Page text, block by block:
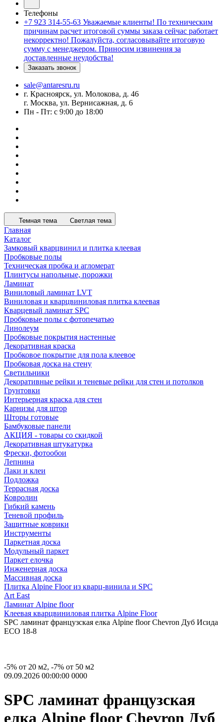
Телефоны
+7 923 314-55-63 Уважаемые клиенты! По техническим
причинам расчет итоговой суммы заказа сейчас работает
некорректно! Пожалуйста, согласовывайте итоговую
сумму с менеджером. Приносим извинения за
доставленные неудобства!
Заказать звонок
sale@antaresru.ru
г. Красноярск, ул. Молокова, д. 46
г. Москва, ул. Вернисажная, д. 6
Пн - Пт: с 9:00 до 18:00
Темная тема Светлая тема
Главная
Каталог
Замковый кварцвинил и плитка клеевая
Пробковые полы
Техническая пробка и агломерат
Плинтусы напольные, порожки
Ламинат
Виниловый ламинат LVT
Виниловая и кварцвиниловая плитка клеевая
Кварцевый ламинат SPC
Пробковые полы с фотопечатью
Линолеум
Пробковые покрытия настенные
Декоративная краска
Пробковое покрытие для пола клеевое
Пробковая доска на стену
Светильники
Декоративные рейки и теневые рейки для стен и потолков
Грунтовки
Интерьерная краска для стен
Карнизы для штор
Шторы готовые
Бамбуковые панели
АКЦИЯ - товары со скидкой
Декоративная штукатурка
Фрески, фотообои
Лепнина
Лаки и клеи
Подложка
Террасная доска
Ковролин
Гибкий камень
Теневой профиль
Защитные коврики
Инструменты
Паркетная доска
Модульный паркет
Паркет елочка
Инженерная доска
Массивная доска
Плитка Alpine Floor из кварц-винила и SPC
Art East
Ламинат Alpine floor
Клеевая кварцвиниловая плитка Alpine Floor
SPC ламинат французская елка Alpine floor Chevron Дуб Исида
ECO 18-8
-5% от 20 м2, -7% от 50 м2
09.09.2026 00:00:00 0000
SPC ламинат французская
елка Alpine floor Chevron Дуб